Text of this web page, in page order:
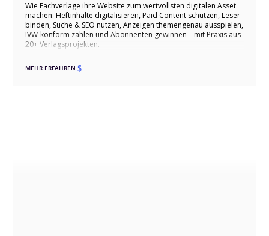
Wie Fachverlage ihre Website zum wertvollsten digitalen Asset
machen: Heftinhalte digitalisieren, Paid Content schützen, Leser
binden, Suche & SEO nutzen, Anzeigen themengenau ausspielen,
IVW-konform zählen und Abonnenten gewinnen – mit Praxis aus
20+ Verlagsprojekten.
MEHR ERFAHREN$